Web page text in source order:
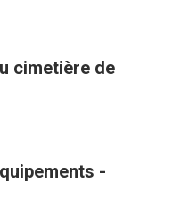
cimetière de
-